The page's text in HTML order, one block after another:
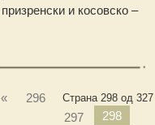
и косовско –
Страна 298 од 327
«
296
297
298